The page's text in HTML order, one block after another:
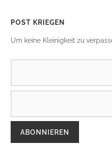
POST KRIEGEN
Um keine Kleinigkeit zu